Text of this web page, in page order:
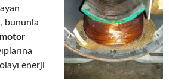
bununla
enerji